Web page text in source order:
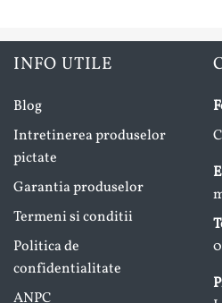
INFO UTILE
Blog
Intretinerea produselor
pictate
Garantia produselor
Termeni si conditii
Politica de
confidentialitate
ANPC